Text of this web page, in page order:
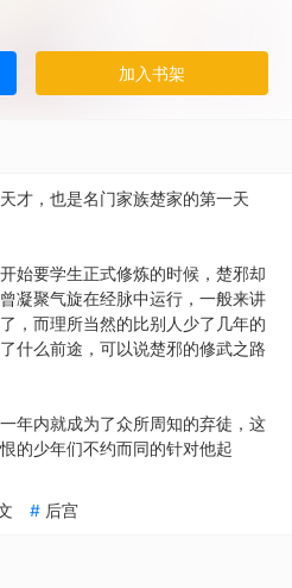
加入书架
才，也是名门家族楚家的第一天
始要学生正式修炼的时候，楚邪却
凝聚气旋在经脉中运行，一般来讲
，而理所当然的比别人少了几年的
什么前途，可以说楚邪的修武之路
年内就成为了众所周知的弃徒，这
的少年们不约而同的针对他起
后宫